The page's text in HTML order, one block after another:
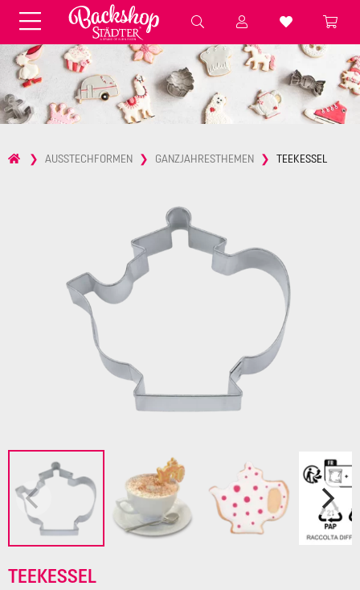
Aufbewahren
Fondant & Zubehör Speisefarben
Pralinenkapseln Geschenktüten
Vorspeisen & Desserts
Pasteten- &
Terrinenformen
Backzutaten Küchenhelfer
Nudel- &
Spätzleherstellung
STÄDTER fresh&cool
AUSSTECHFORMEN GANZJAHRESTHEMEN TEEKESSEL
TEEKESSEL